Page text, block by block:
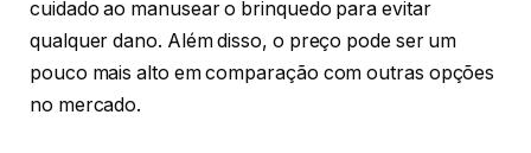
cuidado ao manusear o brinquedo para evitar
qualquer dano. Além disso, o preço pode ser um
pouco mais alto em comparação com outras opções
no mercado.